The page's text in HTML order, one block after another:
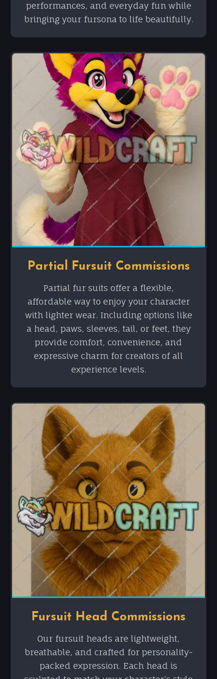
performances, and everyday fun while
bringing your fursona to life beautifully.
Partial Fursuit Commissions
Partial fur suits offer a flexible,
affordable way to enjoy your character
with lighter wear. Including options like
a head, paws, sleeves, tail, or feet, they
provide comfort, convenience, and
expressive charm for creators of all
experience levels.
Fursuit Head Commissions
Our fursuit heads are lightweight,
breathable, and crafted for personality-
packed expression. Each head is